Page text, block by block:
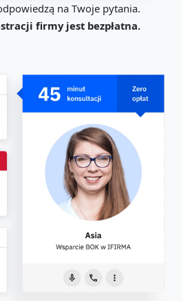
na Twoje pytania.
firmy jest bezpłatna.